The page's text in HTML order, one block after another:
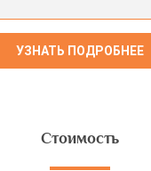
Стоимость